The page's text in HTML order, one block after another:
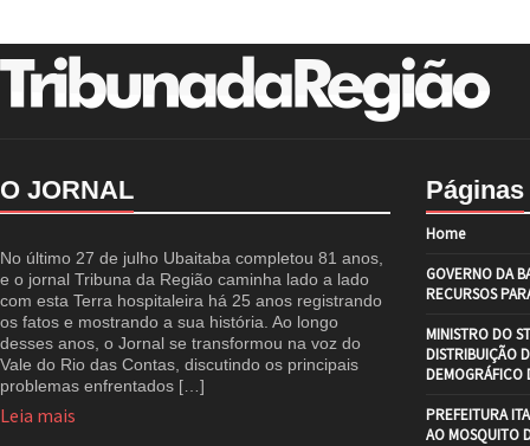
O JORNAL
No último 27 de julho Ubaitaba completou 81 anos,
e o jornal Tribuna da Região caminha lado a lado
com esta Terra hospitaleira há 25 anos registrando
os fatos e mostrando a sua história. Ao longo
desses anos, o Jornal se transformou na voz do
Vale do Rio das Contas, discutindo os principais
problemas enfrentados […]
Leia mais
Páginas
Home
GOVERNO DA
RECURSOS
MINISTRO DO
DISTRIBUIÇÃO
DEMOGRÁFICO
PREFEITURA
AO MOSQUITO